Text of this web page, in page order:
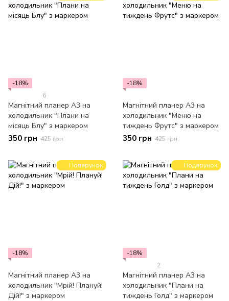
-18%
6
Магнітний планер А3 на
холодильник "Плани на
місяць Блу" з маркером
350 грн 425 грн
-18%
Магнітний планер А3 на
холодильник "Меню на
тиждень Фрутс" з маркером
350 грн 425 грн
Подарунок
-18%
Магнітний планер А3 на
холодильник "Мрій! Плануй!
Дій!" з маркером
Подарунок
-18%
2
Магнітний планер А3 на
холодильник "Плани на
тиждень Голд" з маркером